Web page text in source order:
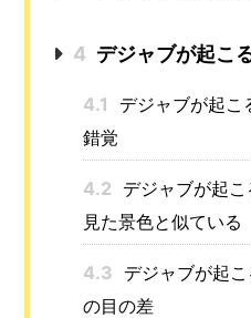
4 デジャブが起こ
4.1
デジャブが起こ
錯覚
4.2 デジャブが起
見た景色と似ている
4.3 デジャブが起
の目の差